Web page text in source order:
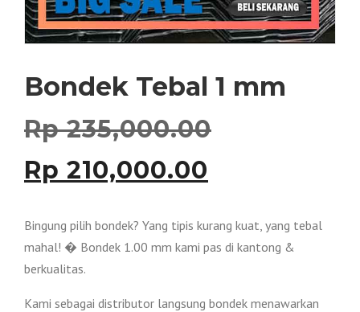
Bondek Tebal 1 mm
Rp235,000.00H
g
Rp 210,000.00
r
g
Bingung pilih bondek? Yang tipis kurang kuat, yang tebal
mahal! � Bondek 1.00 mm kami pas di kantong &
berkualitas.
Kami sebagai distributor langsung bondek menawarkan